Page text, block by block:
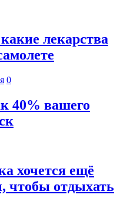
лекарства
0
40% вашего
хочется ещё
чтобы отдыхать